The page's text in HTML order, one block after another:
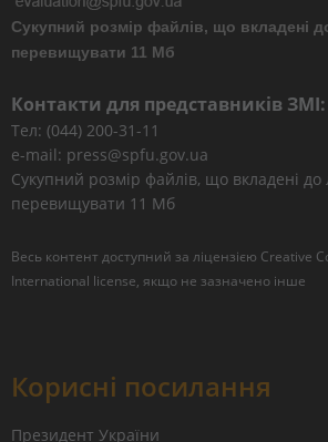
Сукупний розмір файлів, що вкладені
перевищувати 11 Мб
Контакти для представників
Тел: (044) 200-31-11
e-mail: press@spfu.gov.ua
Сукупний розмір файлів, що вкладені до
перевищувати 11 Мб
Весь контент доступний за ліцензією Creative
International license, якщо не зазначено інше
Корисні посилання
Президент України